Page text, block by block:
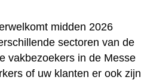
midden 2026
sectoren van de
vakbezoekers in de Messe
of uw klanten er ook zijn